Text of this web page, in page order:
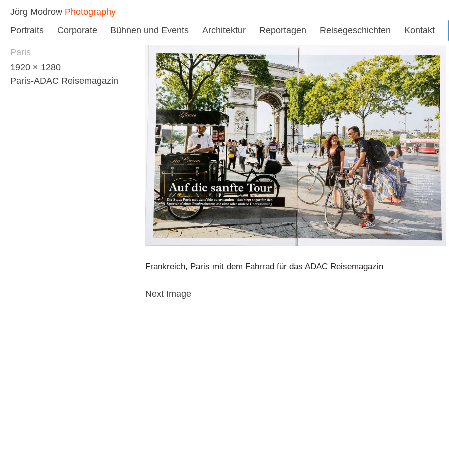
Jörg Modrow Photography
Portraits Corporate Bühnen und Events Architektur Reportagen Reisegeschichten Kontakt
Paris
1920 × 1280
Paris-ADAC Reisemagazin
Frankreich, Paris mit dem Fahrrad für das ADAC Reisemagazin
Next Image